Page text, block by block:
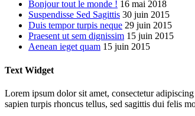
Bonjour tout le monde ! 16 mai 2018
Suspendisse Sed Sagittis 30 juin 2015
Duis tempor turpis neque 29 juin 2015
Praesent ut sem dignissim 15 juin 2015
Aenean ieget quam 15 juin 2015
Text Widget
Lorem ipsum dolor sit amet, consectetur
sapien turpis rhoncus tellus, sed sagittis dui felis